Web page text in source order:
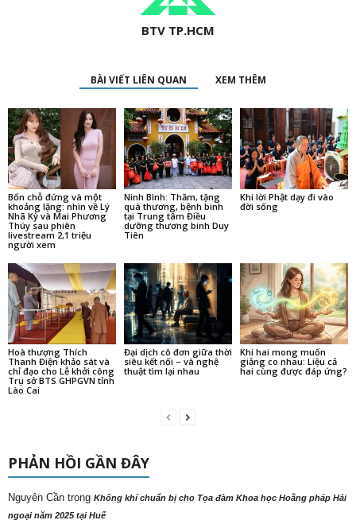
BTV TP.HCM
BÀI VIẾT LIÊN QUAN XEM THÊM
Bốn chỗ đứng và một
khoảng lặng: nhìn về Lý
Nhã Kỳ và Mai Phương
Thúy sau phiên
livestream 2,1 triệu
người xem
Ninh Bình: Thăm, tặng
quà thương, bệnh binh
tại Trung tâm Điều
dưỡng thương binh Duy
Tiên
Khi lời Phật dạy đi vào
đời sống
Hoà thượng Thích
Thanh Điện khảo sát và
chỉ đạo cho Lễ khởi công
Trụ sở BTS GHPGVN tỉnh
Lào Cai
Đại dịch cô đơn giữa thời
siêu kết nối – và nghệ
thuật tìm lại nhau
Khi hai mong muốn
giằng co nhau: Liệu cả
hai cùng được đáp ứng?
PHẢN HỒI GẦN ĐÂY
Nguyên Cần trong Không khí chuẩn bị cho Tọa đàm Khoa học Hoằng pháp Hải
ngoại năm 2025 tại Huế